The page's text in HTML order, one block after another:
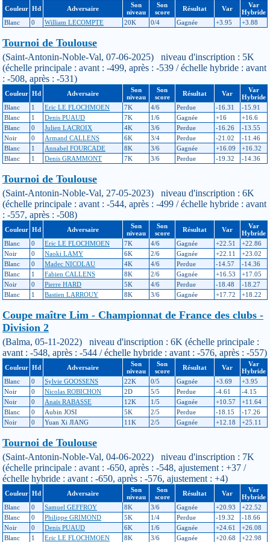
Couleur Hd Adversaire
Son
niveau
Son
score
Résultat Var
Var
Hybride
Blanc
0 William LECOMPTE 20K 0/4 Gagnée +3.95 +3.88
Tournoi de Toulouse
(Saint-Antonin-Noble-Val, 07-06-2025) niveau d'inscription : 5K
(échelle principale : avant : -499, après : -539 / échelle hybride : avant
: -508, après : -531)
Couleur Hd Adversaire
Son
niveau
Son
score
Résultat Var
Var
Hybride
Blanc
1 Eric LE FLOCHMOEN 7K 4/6 Perdue -16.31
-15.91
Blanc
1 Denis PUAUD 7K 1/6 Gagnée +16
+16.6
Blanc
0 Julien LACROIX 4K 3/6 Perdue -16.26
-13.55
Noir
0 Armand CALLENS 6K 3/4 Perdue -21.02
-11.46
Blanc
1 Annabel FOURCADE 8K 3/6 Gagnée +16.09
+16.32
Blanc
1 Denis GRAMMONT 7K 3/6 Perdue -19.32 -14.36
Tournoi de Toulouse
(Saint-Antonin-Noble-Val, 27-05-2023) niveau d'inscription : 6K
(échelle principale : avant : -544, après : -499 / échelle hybride : avant
: -557, après : -508)
Couleur Hd Adversaire
Son
niveau
Son
score
Résultat Var
Var
Hybride
Blanc
0 Eric LE FLOCHMOEN 7K 4/6 Gagnée +22.51
+22.86
Noir
0 Naoki LAMY 6K 2/6 Gagnée +22.11
+23.02
Blanc
0 Madec NICOLAU 4K 4/6 Perdue -14.57
-14.36
Blanc
1 Fabien CALLENS 8K 2/6 Gagnée +16.53
+17.05
Noir
0 Pierre HARD 5K 4/6 Perdue -18.48
-18.27
Blanc
1 Bastien LARROUY 8K 3/6 Gagnée +17.72 +18.22
Coupe maître Lim - Championnat de France des clubs -
Division 2
(Balma, 05-11-2022) niveau d'inscription : 6K (échelle principale :
avant : -548, après : -544 / échelle hybride : avant : -576, après : -557)
Couleur Hd Adversaire
Son
niveau
Son
score
Résultat Var
Var
Hybride
Blanc
0 Sylvie GOOSSENS 22K 0/5 Gagnée +3.69
+3.95
Noir
0 Nicolas ROBICHON 2D 5/5 Perdue -4.61
-4.15
Noir
0 Anaïs RABASSE 12K 1/5 Gagnée +10.57
+11.64
Blanc
0 Aubin JOSI 5K 2/5 Perdue -18.15
-17.26
Noir
0 Yuan Xi JIANG 11K 2/5 Gagnée +12.18 +25.11
Tournoi de Toulouse
(Saint-Antonin-Noble-Val, 04-06-2022) niveau d'inscription : 7K
(échelle principale : avant : -650, après : -548, ajustement : +37 /
échelle hybride : avant : -650, après : -576, ajustement : +4)
Couleur Hd Adversaire
Son
niveau
Son
score
Résultat Var
Var
Hybride
Blanc
0 Samuel GEFFROY 8K 3/6 Gagnée +20.93
+22.52
Blanc
0 Philippe GRIMOND 5K 1/4 Perdue -19.32
-18.66
Noir
0 Denis PUAUD 6K 1/6 Gagnée +24.61
+26.08
Blanc
1 Eric LE FLOCHMOEN 8K 3/6 Gagnée +20.68
+22.98